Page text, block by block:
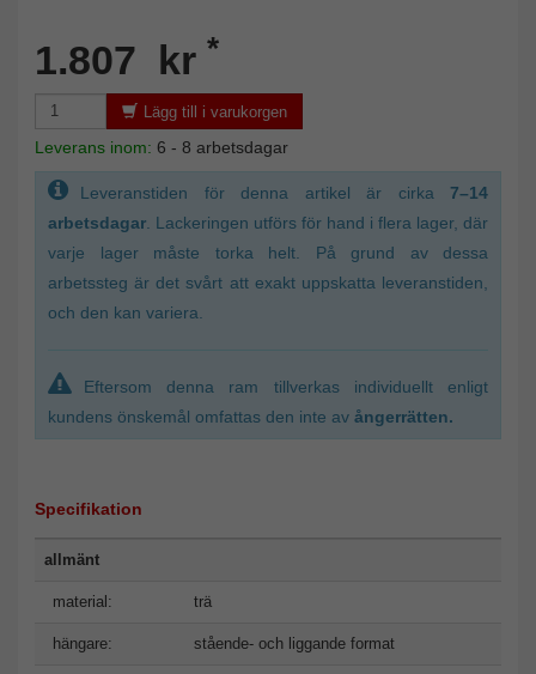
1.807 kr *
Lägg till i varukorgen
Leverans inom: 6 - 8 arbetsdagar
Leveranstiden för denna artikel är cirka 7–14
arbetsdagar . Lackeringen utförs för hand i flera lager, där
varje lager måste torka helt. På grund av dessa
arbetssteg är det svårt att exakt uppskatta leveranstiden,
och den kan variera.
Eftersom denna ram tillverkas individuellt enligt
kundens önskemål omfattas den inte av ångerrätten.
Specifikation
allmänt
material: trä
hängare: stående- och liggande format